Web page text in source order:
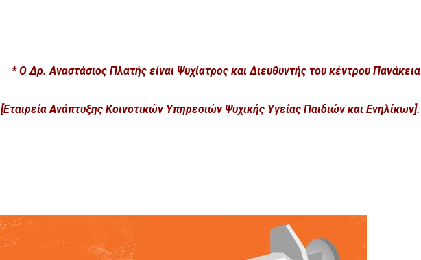
* Ο Δρ. Αναστάσιος Πλατής είναι Ψυχίατρος και Διευθυντής του κέντρου Πανάκεια
[Εταιρεία Ανάπτυξης Κοινοτικών Υπηρεσιών Ψυχικής Υγείας Παιδιών και Ενηλίκων].